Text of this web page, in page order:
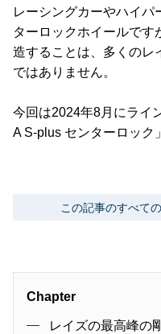
レーシングカーやハイパ
ターロックホイールです
造することは、多くのレ
ではありません。
今回は2024年8月にライ
A S-plus センターロック
この記事のすべて
Chapter
レイズの最高峰の